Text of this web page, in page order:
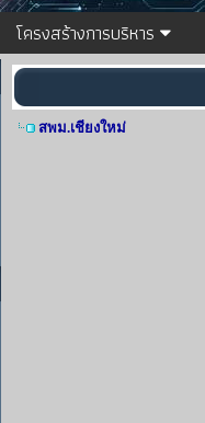
โครงสร้างการบริหาร
สพม.เชียงใหม่